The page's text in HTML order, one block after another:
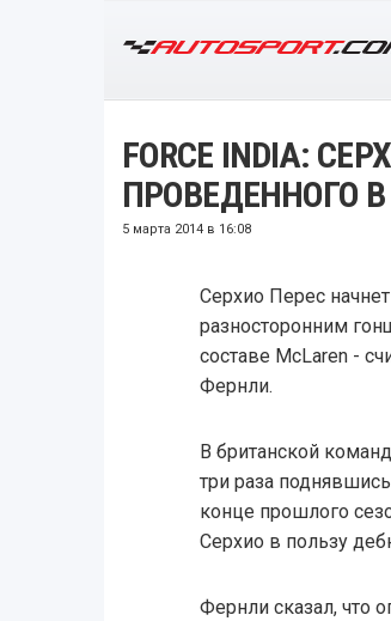
FORCE INDIA:
ПРОВЕДЕННОГО В
5 марта 2014 в 16:08
Серхио Перес
разносторонним
составе McLaren -
Фернли.
В британской
три раза
конце прошлого
Серхио в пользу
Фернли сказал, что